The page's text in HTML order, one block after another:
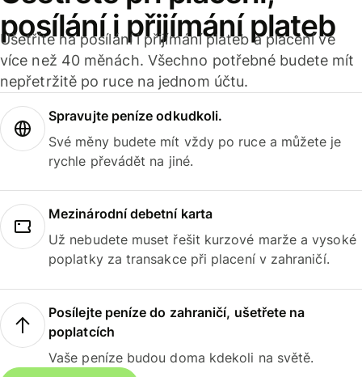
posílání i přijímání plateb
Ušetříte na posílání i přijímání plateb a placení ve
více než 40 měnách. Všechno potřebné budete mít
nepřetržitě po ruce na jednom účtu.
Spravujte peníze odkudkoli.
Své měny budete mít vždy po ruce a můžete je
rychle převádět na jiné.
Mezinárodní debetní karta
Už nebudete muset řešit kurzové marže a vysoké
poplatky za transakce při placení v zahraničí.
Posílejte peníze do zahraničí, ušetřete na
poplatcích
Vaše peníze budou doma kdekoli na světě.